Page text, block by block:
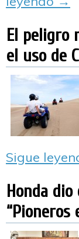
El peligro
el uso de
Sigue
Honda dio
“Pioneros